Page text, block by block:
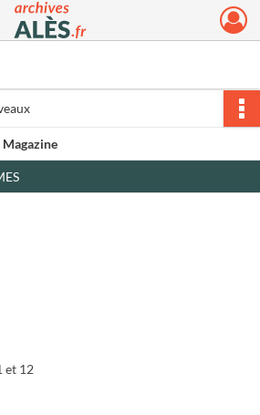
municipales d'Alès
Magazine
et 12